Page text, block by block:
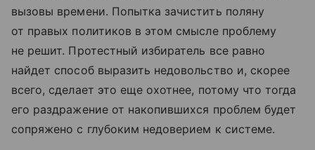
вызовы времени. Попытка зачистить поляну
от правых политиков в этом смысле проблему
не решит. Протестный избиратель все равно
найдет способ выразить недовольство и, скорее
всего, сделает это еще охотнее, потому что тогда
его раздражение от накопившихся проблем будет
сопряжено с глубоким недоверием к системе.